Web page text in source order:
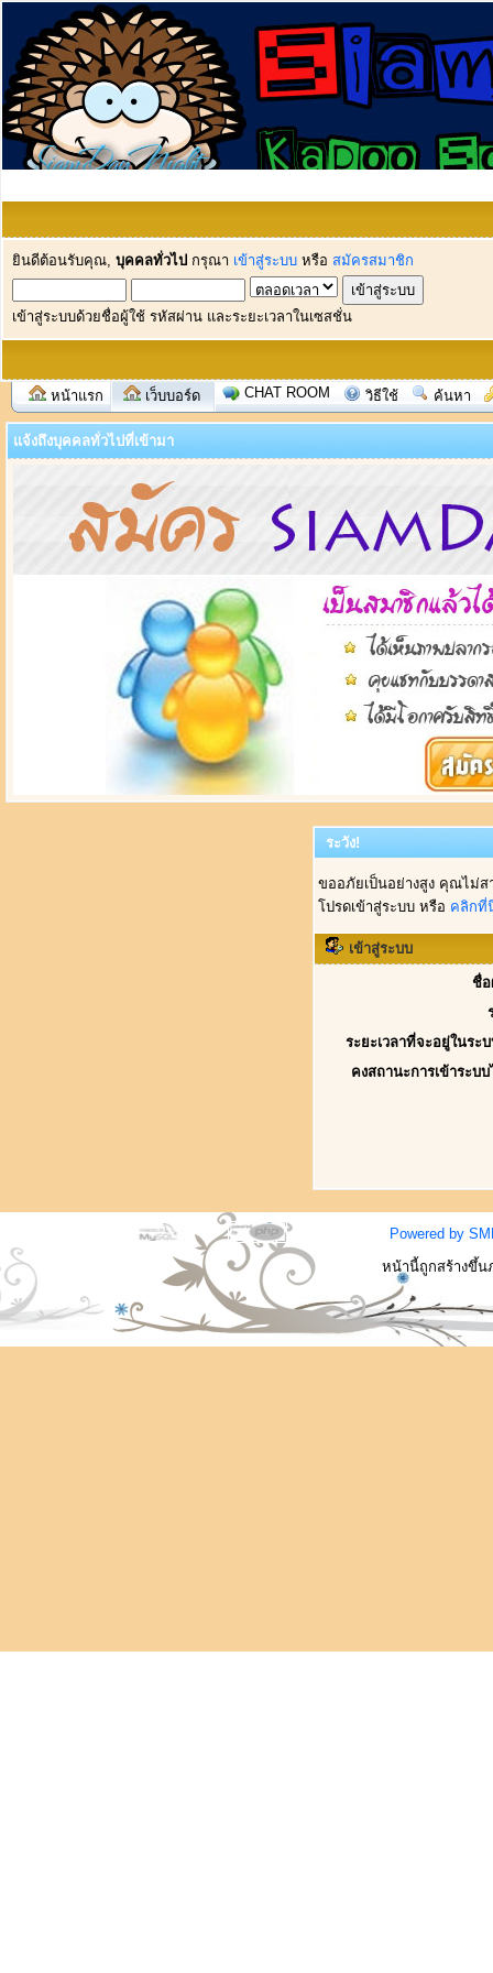
ยินดีต้อนรับคุณ, บุคคลทั่วไป กรุณา เข้าสู่ระบบ หรือ สมัครสมาชิก
เข้าสู่ระบบด้วยชื่อผู้ใช้ รหัสผ่าน และระยะเวลาในเซสชั่น
หน้าแรก เว็บบอร์ด CHAT ROOM วิธีใช้ ค้นหา
แจ้งถึงบุคคลทั่วไปที่เข้ามา
ระวัง!
ขออภัยเป็นอย่างสูง คุณไม่
โปรดเข้าสู่ระบบ หรือ คลิกที่
เข้าสู่ระบบ
ชื่อ
ระยะเวลาที่จะอยู่ในระ
คงสถานะการเข้าระบ
Powered by
หน้านี้ถูกสร้างขึ้น